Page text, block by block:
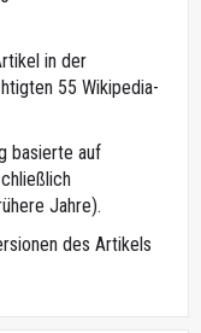
in der
55 Wikipedia-
basierte auf
Jahre).
des Artikels